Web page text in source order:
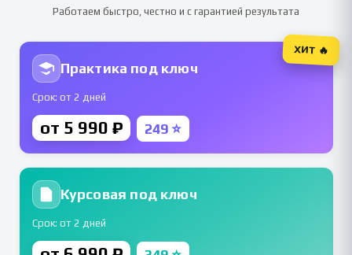
Работаем быстро, честно и с гарантией результата
Практика под ключ
Срок: от 2 дней
от 5 990 ₽ 249 ⭐
ХИТ 🔥
Курсовая под ключ
Срок: от 2 дней